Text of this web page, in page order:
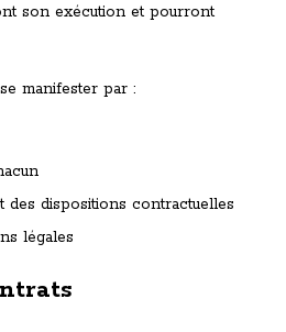
son exécution et pourront
manifester par :
dispositions contractuelles
légales